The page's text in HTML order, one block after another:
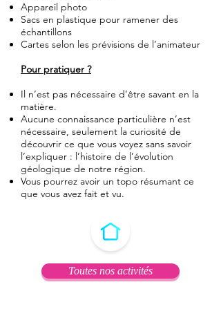
Appareil photo
Sacs en plastique pour ramener des
échantillons
Cartes selon les prévisions de l’animateur
Pour pratiquer ?
Il n’est pas nécessaire d’être savant en la
matière.
Aucune connaissance particulière n’est
nécessaire, seulement la curiosité de
découvrir ce que vous voyez sans savoir
l’expliquer : l’histoire de l’évolution
géologique de notre région.
Vous pourrez avoir un topo résumant ce
que vous avez fait et vu.
Toutes nos activités